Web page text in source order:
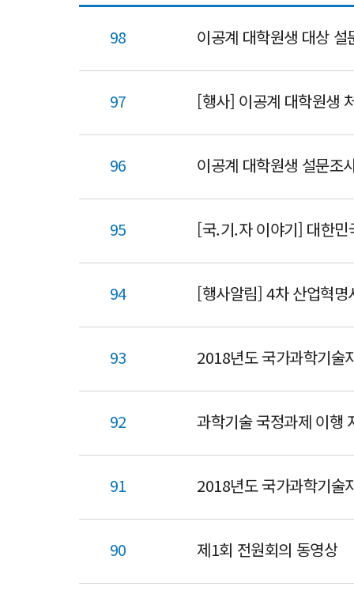
98 이공계 대학원생 대상
97 [행사] 이공계 대학원생
96 이공계 대학원생 설문조
95
94 [행사알림] 4차 산업혁
93 2018년도 국가과학기술
92 과학기술 국정과제 이행
91 2018년도 국가과학기술
90 제1회 전원회의 동영상